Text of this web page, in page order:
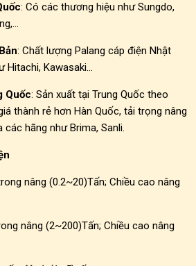
: Có các thương hiệu như Sungdo,
: Chất lượng Palang cáp điện Nhật
Hitachi, Kawasaki…
Quốc: Sản xuất tại Trung Quốc theo
thành rẻ hơn Hàn Quốc, tải trọng nâng
hãng như Brima, Sanli.
nâng (0.2~20)Tấn; Chiều cao nâng
nâng (2~200)Tấn; Chiều cao nâng